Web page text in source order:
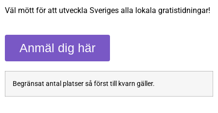
Väl mött för att utveckla Sveriges alla lokala gratistidningar!
Anmäl dig här
Begränsat antal platser så först till kvarn gäller.